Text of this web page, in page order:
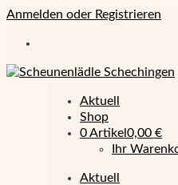
Anmelden oder Registrieren
Aktuell
Shop
0 Artikel 0,00 €
Ihr
Aktuell